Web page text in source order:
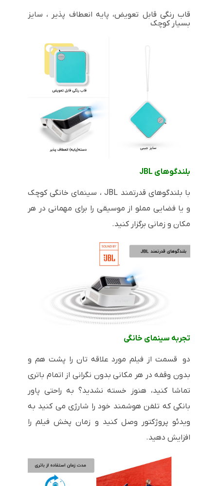
قاب رنگی قابل تعویض، پایه انعطاف پذیر ، سایز
بسیار کوچک
بلندگوهای JBL
با بلندگوهای قدرتمند JBL ، سینمای خانگی کوچک
و یا فضایی مملو از موسیقی را برای مهمانی در هر
مکان و زمانی برگزار کنید.
تجربه سینمای خانگی
دو قسمت از فیلم مورد علاقه تان را پشت هم و
بدون وقفه در هر مکانی بدون نگرانی از اتمام باتری
تماشا کنید، هنوز خسته نشدید؟ به راحتی پاور
بانکی که تلفن هوشمند خود را شارژی می کنید به
ویدئو پروژکتور وصل کنید و زمان پخش فیلم را
افزایش دهید.